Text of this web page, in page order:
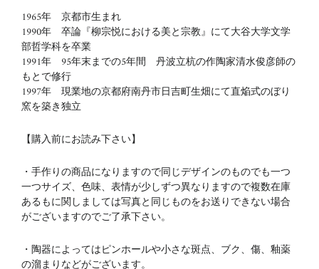
1965年 京都市生まれ
1990年 卒論『柳宗悦における美と宗教』にて大谷大学文学
部哲学科を卒業
1991年 95年末までの5年間 丹波立杭の作陶家清水俊彦師の
もとで修行
1997年 現業地の京都府南丹市日吉町生畑にて直焔式のぼり
窯を築き独立
【購入前にお読み下さい】
・手作りの商品になりますので同じデザインのものでも一つ
一つサイズ、色味、表情が少しずつ異なりますので複数在庫
あるもに関しましては写真と同じものをお送りできない場合
がございますのでご了承下さい。
・陶器によってはピンホールや小さな斑点、ブク、傷、釉薬
の溜まりなどがございます。